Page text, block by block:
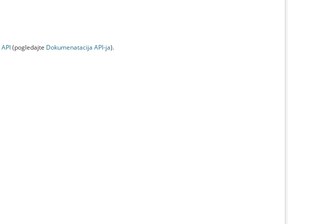
API(pogledajte Dokumenаtаcijа API-jа).